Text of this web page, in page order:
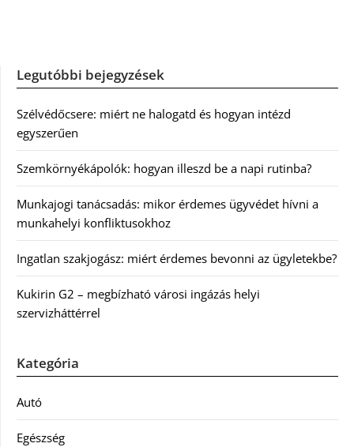
Legutóbbi bejegyzések
Szélvédőcsere: miért ne halogatd és hogyan intézd
egyszerűen
Szemkörnyékápolók: hogyan illeszd be a napi rutinba?
Munkajogi tanácsadás: mikor érdemes ügyvédet hívni a
munkahelyi konfliktusokhoz
Ingatlan szakjogász: miért érdemes bevonni az ügyletekbe?
Kukirin G2 – megbízható városi ingázás helyi
szervizháttérrel
Kategória
Autó
Egészség